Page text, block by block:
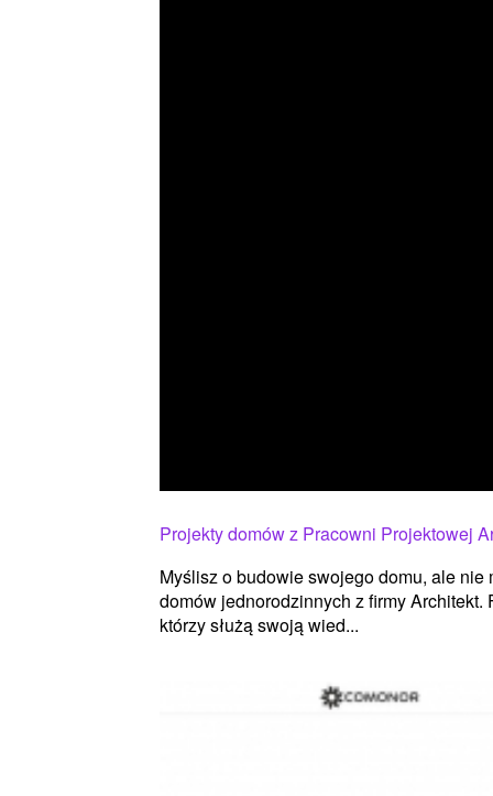
Projekty domów z Pracowni Projektowej
Myślisz o budowie swojego domu, ale
domów jednorodzinnych z firmy
którzy służą swoją wied...